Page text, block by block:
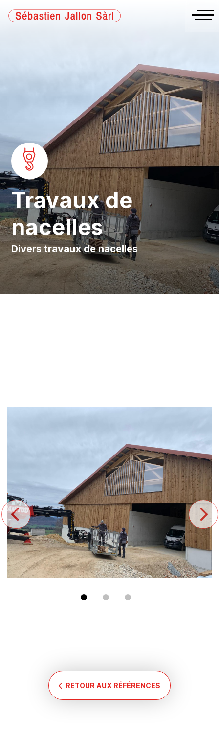
Travaux de
nacelles
Divers travaux de nacelles
RETOUR AUX RÉFÉRENCES